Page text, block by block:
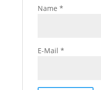
Name *
E-Mail *